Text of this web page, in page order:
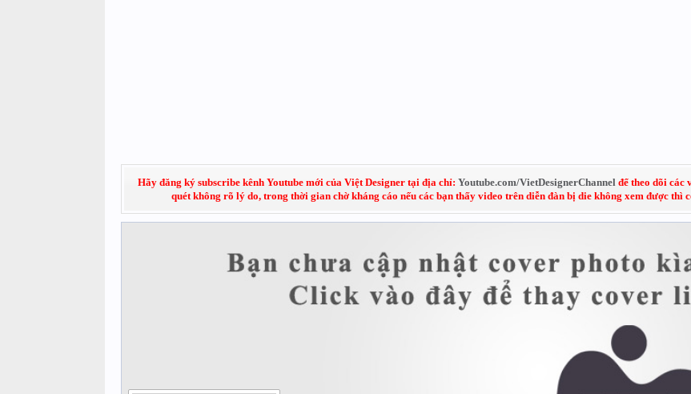
Hãy đăng ký subscribe kênh Youtube mới của Việt Designer tại địa chỉ: Youtube.com/VietDesignerChannel để theo dõi các
quét không rõ lý do, trong thời gian chờ kháng cáo nếu các bạn thấy video trên diễn đàn bị die không xem được thì